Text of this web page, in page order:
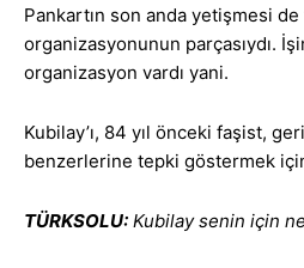
Pankartın son anda yetişmesi
organizasyonunun parçasıydı.
organizasyon vardı yani.
Kubilay’ı, 84 yıl önceki faşist,
benzerlerine tepki göstermek
TÜRKSOLU: Kubilay senin için